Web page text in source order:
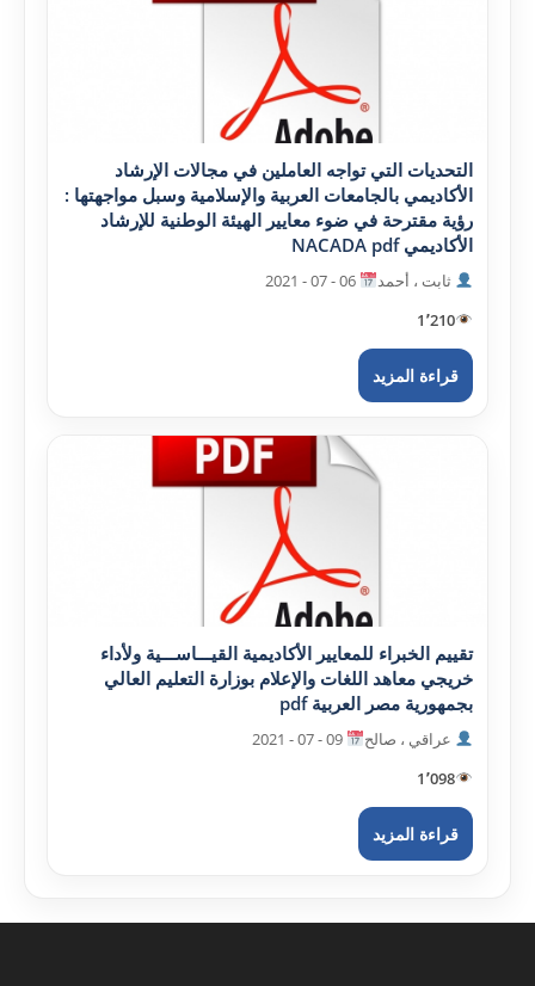
التحديات التي تواجه العاملين في مجالات الإرشاد
الأکاديمي بالجامعات العربية والإسلامية وسبل مواجهتها :
رؤية مقترحة في ضوء معايير الهيئة الوطنية للإرشاد
الأکاديمي NACADA pdf
ثابت ، أحمد
1٬210
قراءة المزيد
تقييم الخبراء للمعايير الأکاديمية القيـــاســـية ولأداء
خريجي معاهد اللغات والإعلام بوزارة التعليم العالي
بجمهورية مصر العربية pdf
عراقي ، صالح
1٬098
قراءة المزيد